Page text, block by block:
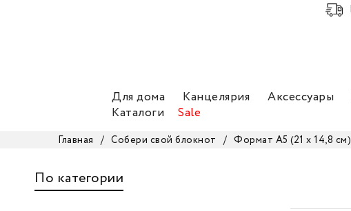
Для дома Канцелярия Аксессуары
Каталоги
Sale
Главная / Собери свой блокнот / Формат А5 (21 х 14,8 см)
По категории